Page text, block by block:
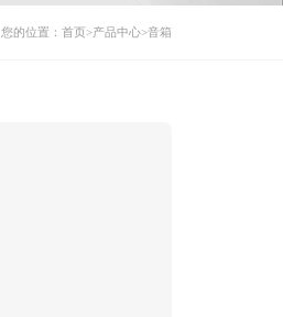
您的位置：首页>产品中心>音箱